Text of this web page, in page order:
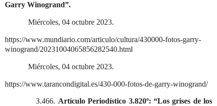
Garry Winogrand”.
Miércoles, 04 octubre 2023.
https://www.mundiario.com/articulo/cultura/430000-fotos-garry-
winogrand/20231004065856282540.html
Miércoles, 04 octubre 2023.
https://www.tarancondigital.es/430-000-fotos-de-garry-winogrand/
3.466. Artículo Periodístico 3.820º: “Los grises de los